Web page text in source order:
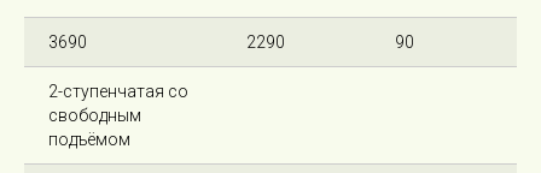
3690 2290 90
2-ступенчатая со
свободным
подъёмом